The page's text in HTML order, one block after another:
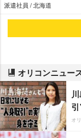
派遣社員 / 北海道
オリコンニュー
オ